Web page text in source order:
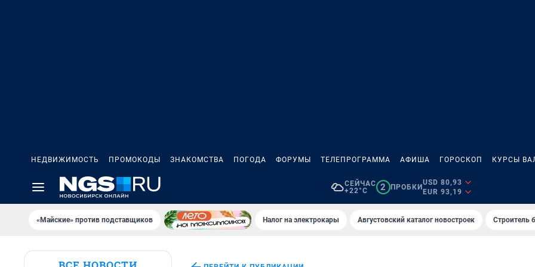
НЕДВИЖИМОСТЬ ПРОМОКОДЫ ЗНАКОМСТВА ПОГОДА ФОРУМЫ ТЕЛЕПРОГРАММА АФИША ГОРОСКОП КУРСЫ
СЕЙЧАС
+22°C
2 ПРОБКИ
USD 80,93
EUR 93,19
«Майские» против подставщиков Налог на электрокары Августовский каталог новостроек Строитель